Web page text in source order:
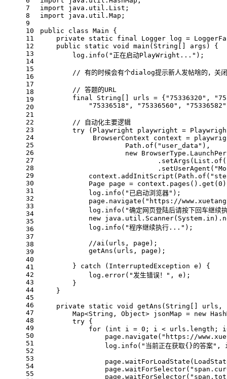
7
8
9
10
11
12
13
14
15
16
17
18
19
20
21
22
23
24
25
26
27
28
29
30
31
32
33
34
35
36
37
38
39
40
41
42
43
44
45
46
47
48
49
50
51
52
53
54
55
import java.util.List;
import java.util.Map;
public
class Main {
private
static final Logger log =
public
static void main (String[] args)
{
        log.info(
"正在启动PlayWright..." );
// 有的时候会有个dialog提示新人发帖啥的，
// 答题的URL
final String[] urls = { "75336320" ,
"75336518" , "75336560" , "75336582"
// 自动化主要逻辑
try ( Playwright playwright =
BrowserContext
context =
                     Path.of(
"user_data" ),
new BrowserType
                             .setArgs(List.of(
                             .setUserAgent(
            context.addInitScript(Path.of(
Page
page = context.pages().get( 0
            log.info(
"已启动浏览器" );
            page.navigate(
"https://
            log.info(
"确定网页登陆后请按下回车继续
new java
            log.info(
"程序继续执行..." );
//ai(urls, page);
            getAns(urls, page);
        }
catch (InterruptedException e) {
            log.error(
"发生错误！" , e);
        }
    }
private
static void getAns (String[] urls,
        Map<String, Object> jsonMap =
new
try {
for ( int i = 0 ; i < urls.length;
                page.navigate(
"https://
                log.info(
"当前正在获取{}的答案" ,
                page.waitForSelector(
                page.waitForSelector(